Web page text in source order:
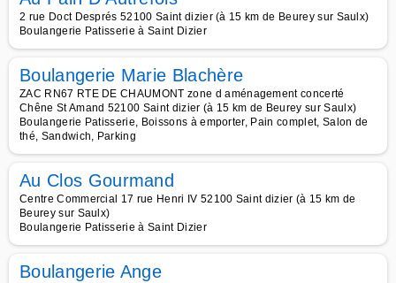
2 rue Doct Després 52100 Saint dizier (à 15 km de Beurey sur Saulx)
Boulangerie Patisserie à Saint Dizier
Boulangerie Marie Blachère
ZAC RN67 RTE DE CHAUMONT zone d aménagement concerté
Chêne St Amand 52100 Saint dizier (à 15 km de Beurey sur Saulx)
Boulangerie Patisserie, Boissons à emporter, Pain complet, Salon de
thé, Sandwich, Parking
Au Clos Gourmand
Centre Commercial 17 rue Henri IV 52100 Saint dizier (à 15 km de
Beurey sur Saulx)
Boulangerie Patisserie à Saint Dizier
Boulangerie Ange